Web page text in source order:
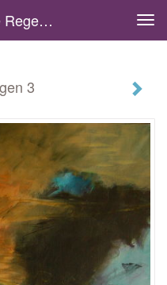
Roeland Van Reem - Na De Regen 3
3